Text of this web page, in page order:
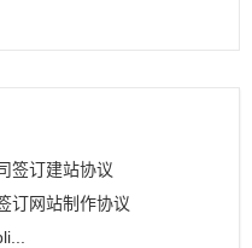
签订建站协议
订网站制作协议